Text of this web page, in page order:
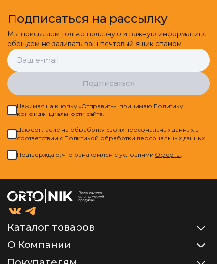
Подписаться на рассылку
Мы присылаем только полезную и важную информацию,
обещаем не заливать ваш почтовый ящик спамом
Подписаться
Нажимая на кнопку «Отправить», принимаю Политику
конфиденциальности сайта.
Даю cогласие на обработку своих персональных данных в
соответствии с Политикой обработки персональных данных.
Подтверждаю, что ознакомлен с условиями Оферты
Каталог товаров
О Компании